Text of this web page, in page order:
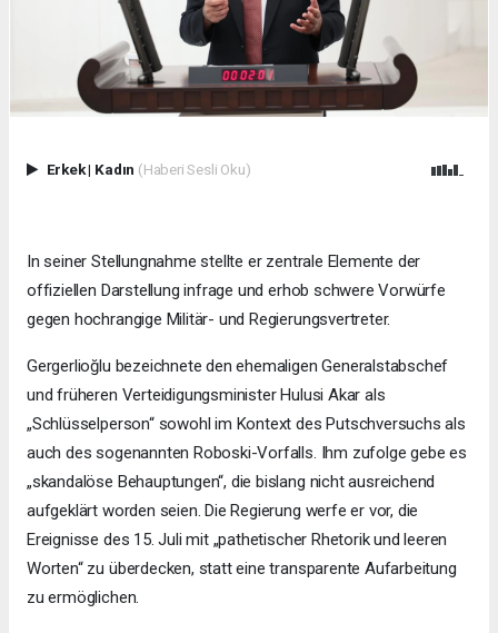
Erkek| Kadın (Haberi Sesli Oku)
In seiner Stellungnahme stellte er zentrale Elemente der
offiziellen Darstellung infrage und erhob schwere Vorwürfe
gegen hochrangige Militär- und Regierungsvertreter.
Gergerlioğlu bezeichnete den ehemaligen Generalstabschef
und früheren Verteidigungsminister Hulusi Akar als
„Schlüsselperson“ sowohl im Kontext des Putschversuchs als
auch des sogenannten Roboski-Vorfalls. Ihm zufolge gebe es
„skandalöse Behauptungen“, die bislang nicht ausreichend
aufgeklärt worden seien. Die Regierung werfe er vor, die
Ereignisse des 15. Juli mit „pathetischer Rhetorik und leeren
Worten“ zu überdecken, statt eine transparente Aufarbeitung
zu ermöglichen.